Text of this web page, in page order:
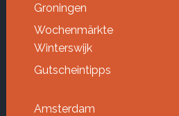
Groningen
Wochenmärkte
Winterswijk
Gutscheintipps
Amsterdam